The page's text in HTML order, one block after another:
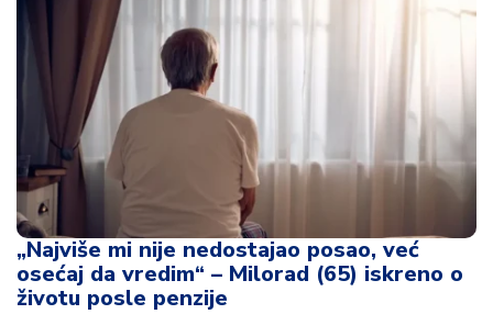
„Najviše mi nije nedostajao posao, već
osećaj da vredim“ – Milorad (65) iskreno o
životu posle penzije